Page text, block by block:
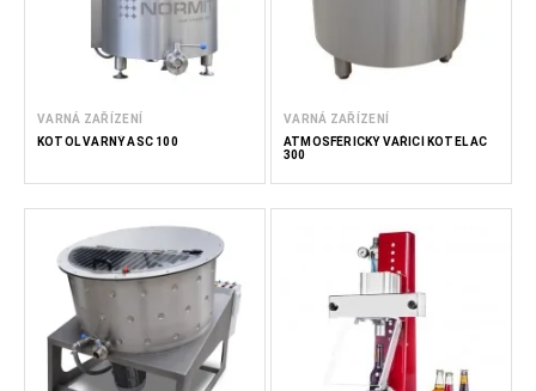
VARNÁ ZAŘÍZENÍ
KOTOL VARNÝ ASC 100
VARNÁ ZAŘÍZENÍ
ATMOSFÉRICKÝ VAŘICÍ KOTEL AC
300